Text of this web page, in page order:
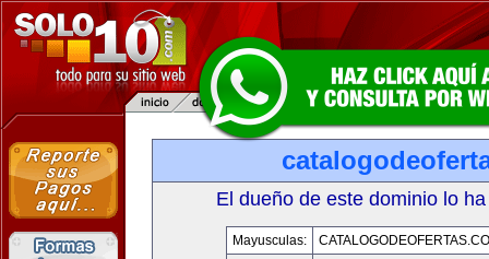
El dueño de este dominio lo
Mayusculas: